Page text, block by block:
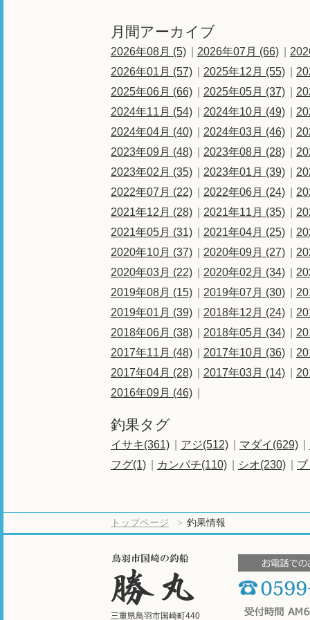
月間アーカイブ
2026年08月 (5) 2026年07月 (66)
2026年01月 (57)
2025年12月 (55)
2025年06月 (66)
2025年05月 (37)
2024年11月 (54)
2024年10月 (49)
2024年04月 (40)
2024年03月 (46)
2023年09月 (48)
2023年08月 (28)
2023年02月 (35)
2023年01月 (39)
2022年07月 (22)
2022年06月 (24)
2021年12月 (28)
2021年11月 (35)
2021年05月 (31)
2021年04月 (25)
2020年10月 (37)
2020年09月 (27)
2020年03月 (22)
2020年02月 (34)
2019年08月 (15)
2019年07月 (30)
2019年01月 (39)
2018年12月 (24)
2018年06月 (38)
2018年05月 (34)
2017年11月 (48)
2017年10月 (36)
2017年04月 (28)
2017年03月 (14)
2016年09月 (46)
釣果タグ
イサキ(361) アジ(512) マダイ(629)
フグ(1)
カンパチ(110) シオ(230)
トップページ 釣果情報
三重県鳥羽市国崎町440